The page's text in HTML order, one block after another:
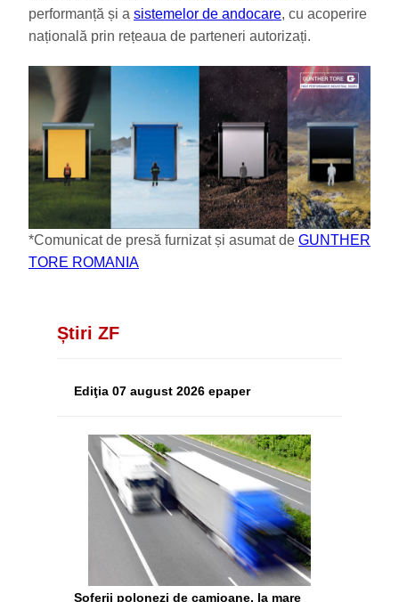
performanță și a sistemelor de andocare, cu acoperire
națională prin rețeaua de parteneri autorizați.
*Comunicat de presă furnizat și asumat de GUNTHER
TORE ROMANIA
Știri ZF
Ediţia 07 august 2026 epaper
Şoferii polonezi de camioane, la mare